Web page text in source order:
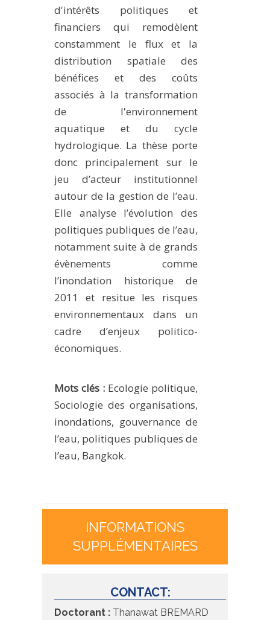
d'intérêts politiques et
financiers qui remodèlent
constamment le flux et la
distribution spatiale des
bénéfices et des coûts
associés à la transformation
de l'environnement
aquatique et du cycle
hydrologique. La thèse porte
donc principalement sur le
jeu d’acteur institutionnel
autour de la gestion de l’eau.
Elle analyse l’évolution des
politiques publiques de l’eau,
notamment suite à de grands
évènements comme
l’inondation historique de
2011 et resitue les risques
environnementaux dans un
cadre d’enjeux politico-
économiques.
Mots clés : Ecologie politique,
Sociologie des organisations,
inondations, gouvernance de
l’eau, politiques publiques de
l’eau, Bangkok.
INFORMATIONS
SUPPLÉMENTAIRES
CONTACT:
Doctorant : Thanawat BREMARD